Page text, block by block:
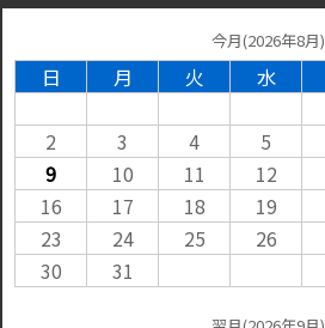
今月(2026年8月)
日 月 火 水
2
3 4 5
9
10 11 12
16
17 18 19
23
24 25 26
30
31